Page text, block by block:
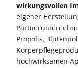
wirkungsvollen
eigener
Propolis,
hochwirksamen